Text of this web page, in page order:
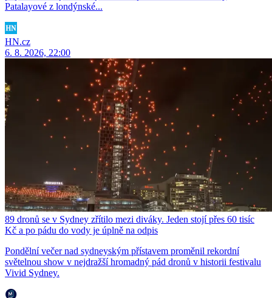
Patalayové z londýnské...
HN.cz
6. 8. 2026, 22:00
89 dronů se v Sydney zřítilo mezi diváky. Jeden stojí přes 60 tisíc
Kč a po pádu do vody je úplně na odpis
Pondělní večer nad sydneyským přístavem proměnil rekordní
světelnou show v nejdražší hromadný pád dronů v historii festivalu
Vivid Sydney.